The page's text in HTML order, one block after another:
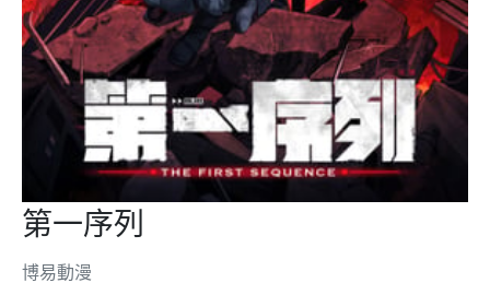
第一序列
博易動漫